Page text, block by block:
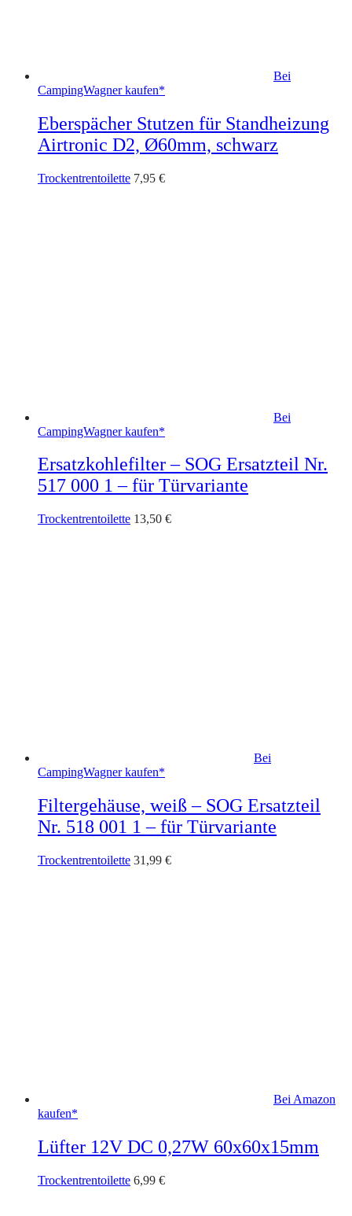
Bei
CampingWagner kaufen*
Eberspächer Stutzen für Standheizung
Airtronic D2, Ø60mm, schwarz
Trockentrentoilette 7,95 €
Bei
CampingWagner kaufen*
Ersatzkohlefilter – SOG Ersatzteil Nr.
517 000 1 – für Türvariante
Trockentrentoilette 13,50 €
Bei
CampingWagner kaufen*
Filtergehäuse, weiß – SOG Ersatzteil
Nr. 518 001 1 – für Türvariante
Trockentrentoilette 31,99 €
Bei Amazon
kaufen*
Lüfter 12V DC 0,27W 60x60x15mm
Trockentrentoilette 6,99 €